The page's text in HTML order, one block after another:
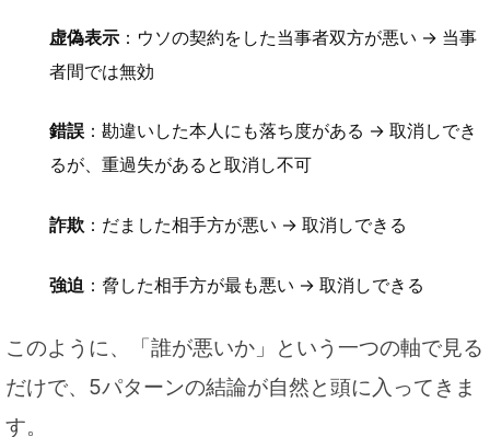
虚偽表示：ウソの契約をした当事者双方が悪い → 当事
者間では無効
錯誤：勘違いした本人にも落ち度がある → 取消しでき
るが、重過失があると取消し不可
詐欺：だました相手方が悪い → 取消しできる
強迫：脅した相手方が最も悪い → 取消しできる
このように、「誰が悪いか」という一つの軸で見る
だけで、5パターンの結論が自然と頭に入ってきま
す。